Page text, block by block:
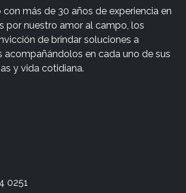
más de 30 años de experiencia en
por nuestro amor al campo, los
de brindar soluciones a
acompañándolos en cada uno de sus
y vida cotidiana.
0251